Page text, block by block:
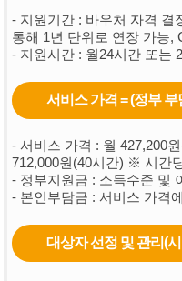
- 지원기간 : 바우처 자격 결
통해 1년 단위로 연장 가능,
- 지원시간 : 월24시간 또는
서비스 가격 = (정부
- 서비스 가격 : 월 427,200
712,000원(40시간) ※ 시간
- 정부지원금 : 소득수준 및
- 본인부담금 : 서비스 가격
대상자 선정 및 관리(시